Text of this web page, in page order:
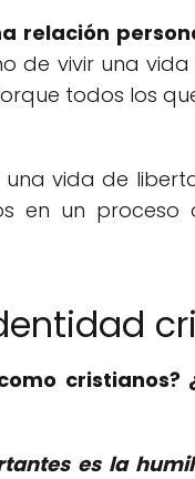
relación
de vivir una
todos los
vida de
en un proceso
es la